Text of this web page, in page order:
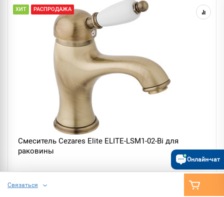
ХИТ РАСПРОДАЖА
Смеситель Cezares Elite ELITE-LSM1-02-Bi для
раковины
Ширина, см: 5.8
Связаться
Онлайн-чат